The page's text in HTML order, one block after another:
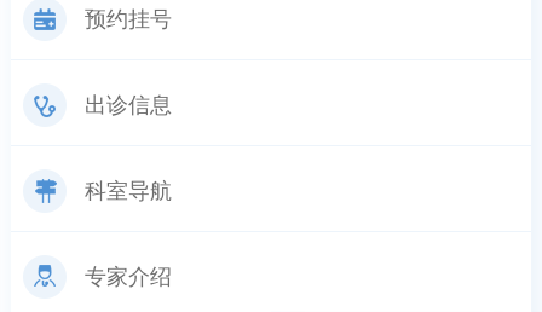
预约挂号
出诊信息
科室导航
专家介绍